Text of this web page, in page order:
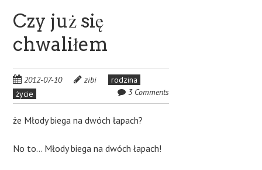
Czy już się
chwaliłem
2012-07-10 zibi
rodzina
życie
3 Comments
że Młody biega na dwóch łapach?
No to… Młody biega na dwóch łapach!